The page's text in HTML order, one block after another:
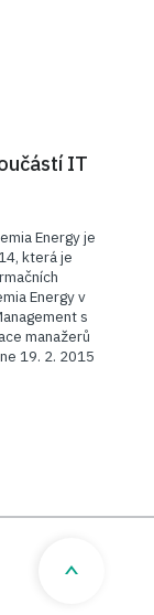
IT
Energy je
která je
Energy v
s
manažerů
19. 2. 2015